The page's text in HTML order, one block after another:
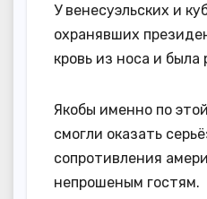
У венесуэльских и
охранявших
кровь из носа и была
Якобы именно по
смогли оказать
сопротивления
непрошеным гостям.